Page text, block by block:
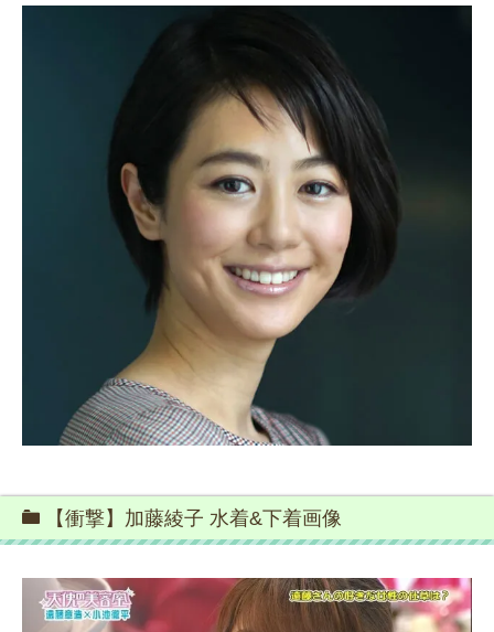
【衝撃】加藤綾子 水着&下着画像